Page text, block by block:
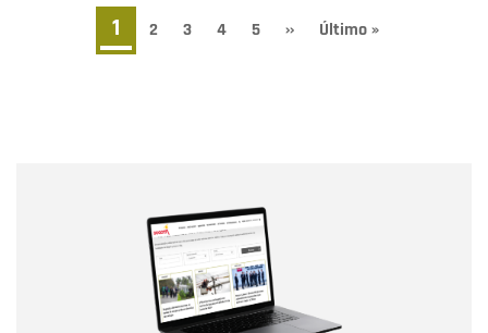
Paginación
Página
actual
1 Page
2 Page
3 Page
4 Page
5
Siguiente
››
Última
Último »
Correo electrónico